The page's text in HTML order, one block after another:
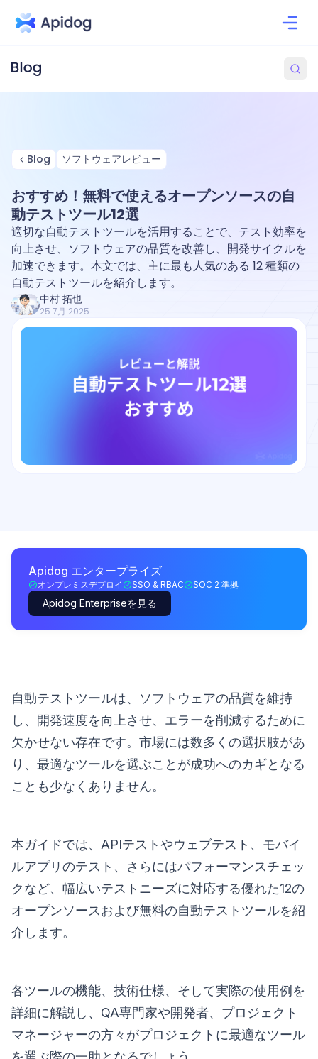
Blog ソフトウェアレビュー
おすすめ！無料で使えるオープンソースの自
動テストツール12選
適切な自動テストツールを活用することで、テスト効率を
向上させ、ソフトウェアの品質を改善し、開発サイクルを
加速できます。本文では、主に最も人気のある 12 種類の
自動テストツールを紹介します。
中村 拓也
25 7月 2025
Apidog エンタープライズ
オンプレミスデプロイ SSO & RBAC SOC 2 準拠
Apidog Enterpriseを見る
自動テストツールは、ソフトウェアの品質を維持
し、開発速度を向上させ、エラーを削減するために
欠かせない存在です。市場には数多くの選択肢があ
り、最適なツールを選ぶことが成功へのカギとなる
ことも少なくありません。
本ガイドでは、APIテストやウェブテスト、モバイ
ルアプリのテスト、さらにはパフォーマンスチェッ
クなど、幅広いテストニーズに対応する優れた12の
オープンソースおよび無料の自動テストツールを紹
介します。
各ツールの機能、技術仕様、そして実際の使用例を
詳細に解説し、QA専門家や開発者、プロジェクト
マネージャーの方々がプロジェクトに最適なツール